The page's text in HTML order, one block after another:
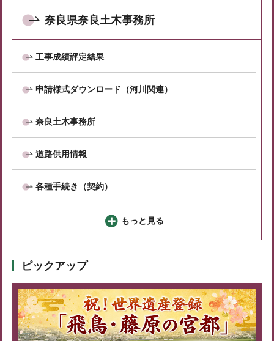
奈良県奈良土木事務所
工事成績評定結果
申請様式ダウンロード（河川関連）
奈良土木事務所
道路供用情報
各種手続き（契約）
もっと見る
ピックアップ